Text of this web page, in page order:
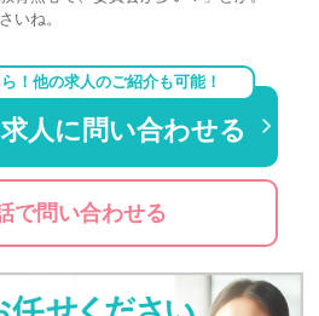
いね。
！他の求人のご紹介も可能！
求人に問い合わせる
で問い合わせる